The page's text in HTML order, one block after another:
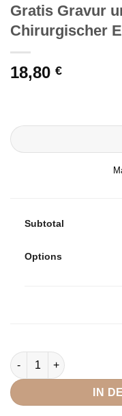
Gratis Gravur
Chirurgischer
18,80 €
Subtotal
Options
DOOSTI Charm-
IN